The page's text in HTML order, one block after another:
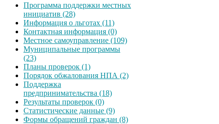
Программа поддержки местных
инициатив (28)
Информация о льготах (11)
Контактная информация (0)
Местное самоуправление (109)
Муниципальные программы
(23)
Планы проверок (1)
Порядок обжалования НПА (2)
Поддержка
предпринимательства (18)
Результаты проверок (0)
Статистические данные (9)
Формы обращений граждан (8)